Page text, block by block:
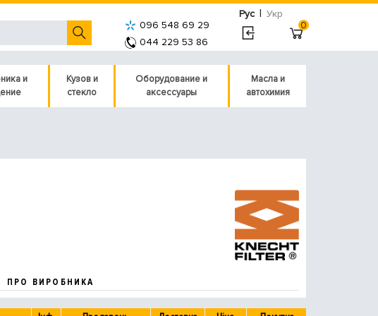
Рус | Укр
096 548 69 29
044 229 53 86
0
и
Кузов и
стекло
Оборудование и
аксессуары
Масла и
автохимия
ПРО ВИРОБНИКА